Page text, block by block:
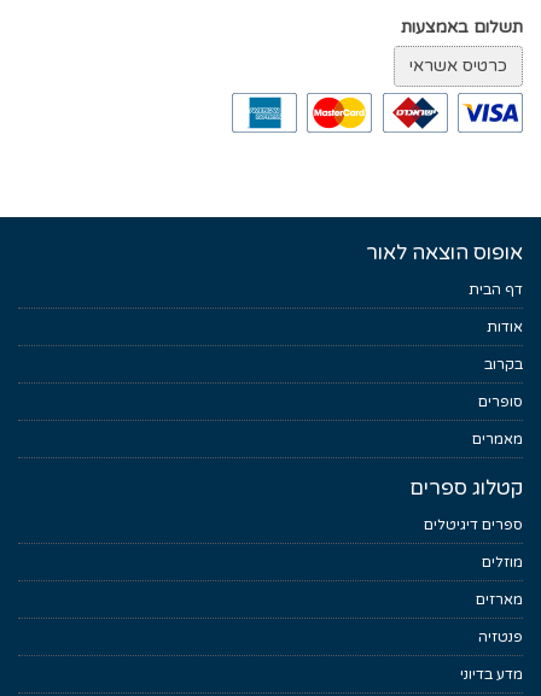
תשלום באמצעות
אופוס הוצאה לאור
דף הבית
אודות
בקרוב
סופרים
מאמרים
קטלוג ספרים
ספרים דיגיטלים
מוזלים
מארזים
פנטזיה
מדע בדיוני